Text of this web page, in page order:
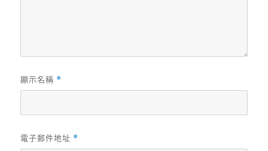
顯示名稱 *
電子郵件地址 *